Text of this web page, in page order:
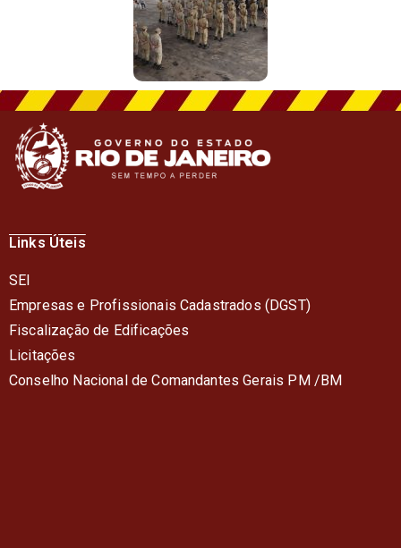
Links Úteis
SEI
Empresas e Profissionais Cadastrados (DGST)
Fiscalização de Edificações
Licitações
Conselho Nacional de Comandantes Gerais PM /BM